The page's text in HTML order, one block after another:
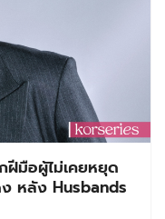
มือผู้ไม่เคยหยุด
หลัง Husbands